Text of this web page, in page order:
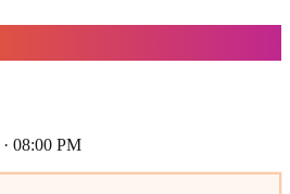
· 08:00 PM